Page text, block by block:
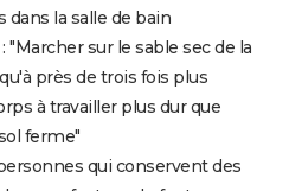
dans la salle de bain
"Marcher sur le sable sec de la
près de trois fois plus
à travailler plus dur que
ferme"
qui conservent des